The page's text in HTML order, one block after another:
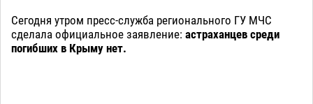
Сегодня утром пресс-служба регионального ГУ МЧС
сделала официальное заявление: астраханцев среди
погибших в Крыму нет.